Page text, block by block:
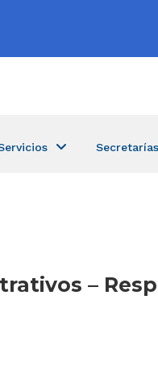
Secretarías
–